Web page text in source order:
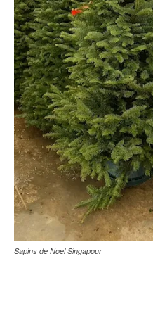
Sapins de Noel Singapour